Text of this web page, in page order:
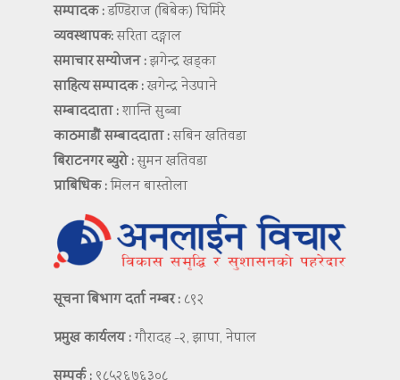
सम्पादक :डण्डिराज (बिबेक) घिमिरे
व्यवस्थापक:सरिता दङ्गाल
समाचार सम्योजन :झगेन्द्र खड्का
साहित्य सम्पादक :खगेन्द्र नेउपाने
सम्बाददाता :शान्ति सुब्बा
काठमाडौं सम्बाददाता :सबिन खतिवडा
बिराटनगर ब्युरो :सुमन खतिवडा
प्राबिधिक :मिलन बास्तोला
सूचना बिभाग दर्ता नम्बर : ८९२
प्रमुख कार्यलय :गौरादह -२, झापा, नेपाल